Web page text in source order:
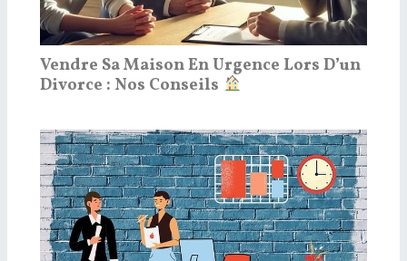
Vendre Sa Maison En Urgence Lors D’un
Divorce : Nos Conseils